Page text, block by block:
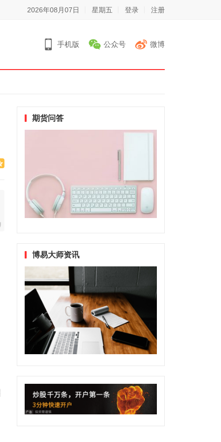
2026年08月07日 星期五 登录 注册
手机版 公众号 微博
期货问答
博易大师资讯